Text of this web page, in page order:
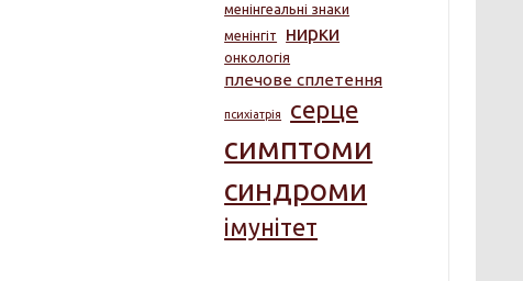
менінгеальні знаки
менінгіт
нирки
онкологія
плечове сплетення
психіатрія серце
симптоми
синдроми
імунітет